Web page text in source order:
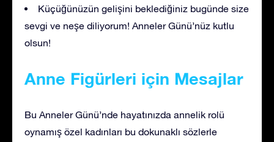
Küçüğünüzün gelişini beklediğiniz bugünde size
sevgi ve neşe diliyorum! Anneler Günü’nüz kutlu
olsun!
Anne Figürleri için Mesajlar
Bu Anneler Günü’nde hayatınızda annelik rolü
oynamış özel kadınları bu dokunaklı sözlerle